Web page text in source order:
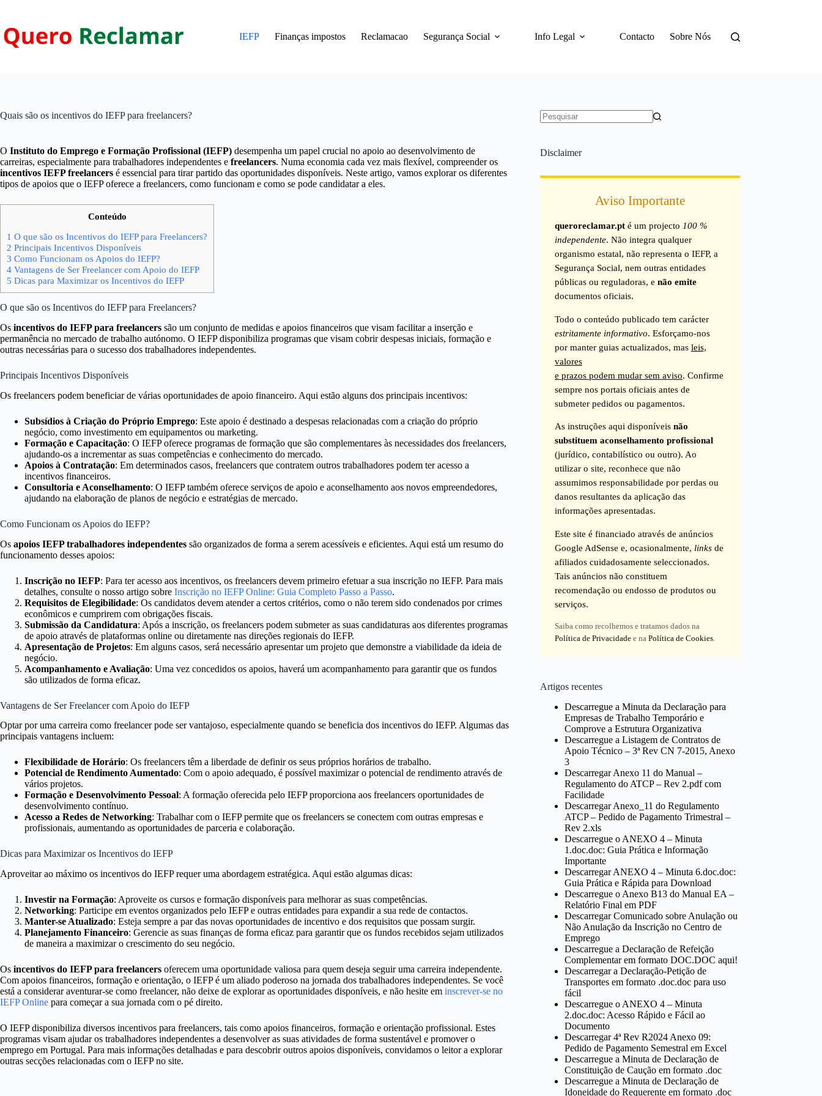
conteúdo
IEFP Finanças impostos Reclamacao Segurança Social Info Legal Contacto Sobre Nós
Quais são os incentivos do IEFP para freelancers?
O Instituto do Emprego e Formação Profissional (IEFP) desempenha um papel crucial no apoio ao desenvolvimento de
carreiras, especialmente para trabalhadores independentes e freelancers. Numa economia cada vez mais flexível, compreender os
incentivos IEFP freelancers é essencial para tirar partido das oportunidades disponíveis. Neste artigo, vamos explorar os diferentes
tipos de apoios que o IEFP oferece a freelancers, como funcionam e como se pode candidatar a eles.
Conteúdo
1 O que são os Incentivos do IEFP para Freelancers?
2 Principais Incentivos Disponíveis
3 Como Funcionam os Apoios do IEFP?
4 Vantagens de Ser Freelancer com Apoio do IEFP
5 Dicas para Maximizar os Incentivos do IEFP
O que são os Incentivos do IEFP para Freelancers?
Os incentivos do IEFP para freelancers são um conjunto de medidas e apoios financeiros que visam facilitar a inserção e
permanência no mercado de trabalho autónomo. O IEFP disponibiliza programas que visam cobrir despesas iniciais, formação e
outras necessárias para o sucesso dos trabalhadores independentes.
Principais Incentivos Disponíveis
Os freelancers podem beneficiar de várias oportunidades de apoio financeiro. Aqui estão alguns dos principais incentivos:
Subsídios à Criação do Próprio Emprego: Este apoio é destinado a despesas relacionadas com a criação do próprio
negócio, como investimento em equipamentos ou marketing.
Formação e Capacitação: O IEFP oferece programas de formação que são complementares às necessidades dos freelancers,
ajudando-os a incrementar as suas competências e conhecimento do mercado.
Apoios à Contratação: Em determinados casos, freelancers que contratem outros trabalhadores podem ter acesso a
incentivos financeiros.
Consultoria e Aconselhamento: O IEFP também oferece serviços de apoio e aconselhamento aos novos empreendedores,
ajudando na elaboração de planos de negócio e estratégias de mercado.
Como Funcionam os Apoios do IEFP?
Os apoios IEFP trabalhadores independentes são organizados de forma a serem acessíveis e eficientes. Aqui está um resumo do
funcionamento desses apoios:
Inscrição no IEFP: Para ter acesso aos incentivos, os freelancers devem primeiro efetuar a sua inscrição no IEFP. Para mais
detalhes, consulte o nosso artigo sobre Inscrição no IEFP Online: Guia Completo Passo a Passo.
Requisitos de Elegibilidade: Os candidatos devem atender a certos critérios, como o não terem sido condenados por crimes
econômicos e cumprirem com obrigações fiscais.
Submissão da Candidatura: Após a inscrição, os freelancers podem submeter as suas candidaturas aos diferentes programas
de apoio através de plataformas online ou diretamente nas direções regionais do IEFP.
Apresentação de Projetos: Em alguns casos, será necessário apresentar um projeto que demonstre a viabilidade da ideia de
negócio.
Acompanhamento e Avaliação: Uma vez concedidos os apoios, haverá um acompanhamento para garantir que os fundos
são utilizados de forma eficaz.
Vantagens de Ser Freelancer com Apoio do IEFP
Optar por uma carreira como freelancer pode ser vantajoso, especialmente quando se beneficia dos incentivos do IEFP. Algumas das
principais vantagens incluem:
Flexibilidade de Horário: Os freelancers têm a liberdade de definir os seus próprios horários de trabalho.
Potencial de Rendimento Aumentado: Com o apoio adequado, é possível maximizar o potencial de rendimento através de
vários projetos.
Formação e Desenvolvimento Pessoal: A formação oferecida pelo IEFP proporciona aos freelancers oportunidades de
desenvolvimento contínuo.
Acesso a Redes de Networking: Trabalhar com o IEFP permite que os freelancers se conectem com outras empresas e
profissionais, aumentando as oportunidades de parceria e colaboração.
Dicas para Maximizar os Incentivos do IEFP
Aproveitar ao máximo os incentivos do IEFP requer uma abordagem estratégica. Aqui estão algumas dicas:
Investir na Formação: Aproveite os cursos e formação disponíveis para melhorar as suas competências.
Networking: Participe em eventos organizados pelo IEFP e outras entidades para expandir a sua rede de contactos.
Manter-se Atualizado: Esteja sempre a par das novas oportunidades de incentivo e dos requisitos que possam surgir.
Planejamento Financeiro: Gerencie as suas finanças de forma eficaz para garantir que os fundos recebidos sejam utilizados
de maneira a maximizar o crescimento do seu negócio.
Os incentivos do IEFP para freelancers oferecem uma oportunidade valiosa para quem deseja seguir uma carreira independente.
Com apoios financeiros, formação e orientação, o IEFP é um aliado poderoso na jornada dos trabalhadores independentes. Se você
está a considerar aventurar-se como freelancer, não deixe de explorar as oportunidades disponíveis, e não hesite em inscrever-se no
IEFP Online para começar a sua jornada com o pé direito.
O IEFP disponibiliza diversos incentivos para freelancers, tais como apoios financeiros, formação e orientação profissional. Estes
programas visam ajudar os trabalhadores independentes a desenvolver as suas atividades de forma sustentável e promover o
emprego em Portugal. Para mais informações detalhadas e para descobrir outros apoios disponíveis, convidamos o leitor a explorar
outras secções relacionadas com o IEFP no site.
Disclaimer
Aviso Importante
queroreclamar.pt é um projecto100 %
independente. Não integra qualquer
organismo estatal, não representa o IEFP, a
Segurança Social, nem outras entidades
públicas ou reguladoras, enão emite
documentos oficiais.
Todo o conteúdo publicado tem carácter
estritamente informativo. Esforçamo-nos
por manter guias actualizados, masleis,
valores
e prazos podem mudar sem aviso. Confirme
sempre nos portais oficiais antes de
submeter pedidos ou pagamentos.
As instruções aqui disponíveisnão
substituem aconselhamento profissional
(jurídico, contabilístico ou outro). Ao
utilizar o site, reconhece que não
assumimos responsabilidade por perdas ou
danos resultantes da aplicação das
informações apresentadas.
Este site é financiado através de anúncios
Google AdSense e, ocasionalmente, links de
afiliados cuidadosamente seleccionados.
Tais anúncios não constituem
recomendação ou endosso de produtos ou
serviços.
Saiba como recolhemos e tratamos dados na
Política de Privacidade e naPolítica de Cookies.
Artigos recentes
Descarregue a Minuta da Declaração para
Empresas de Trabalho Temporário e
Comprove a Estrutura Organizativa
Descarregue a Listagem de Contratos de
Apoio Técnico – 3ª Rev CN 7-2015, Anexo
3
Descarregar Anexo 11 do Manual –
Regulamento do ATCP – Rev 2.pdf com
Facilidade
Descarregar Anexo_11 do Regulamento
ATCP – Pedido de Pagamento Trimestral –
Rev 2.xls
Descarregue o ANEXO 4 – Minuta
1.doc.doc: Guia Prática e Informação
Importante
Descarregar ANEXO 4 – Minuta 6.doc.doc:
Guia Prática e Rápida para Download
Descarregue o Anexo B13 do Manual EA –
Relatório Final em PDF
Descarregar Comunicado sobre Anulação ou
Não Anulação da Inscrição no Centro de
Emprego
Descarregue a Declaração de Refeição
Complementar em formato DOC.DOC aqui!
Descarregar a Declaração-Petição de
Transportes em formato .doc.doc para uso
fácil
Descarregue o ANEXO 4 – Minuta
2.doc.doc: Acesso Rápido e Fácil ao
Documento
Descarregar 4ª Rev R2024 Anexo 09:
Pedido de Pagamento Semestral em Excel
Descarregue a Minuta de Declaração de
Constituição de Caução em formato .doc
Descarregue a Minuta de Declaração de
Idoneidade do Requerente em formato .doc